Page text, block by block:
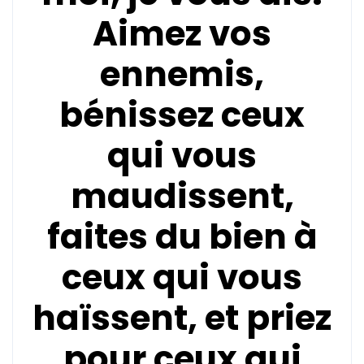
Aimez vos
ennemis,
bénissez ceux
qui vous
maudissent,
faites du bien à
ceux qui vous
haïssent, et priez